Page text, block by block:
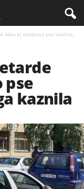
kako bi rastjerao pse lutalice,
pse
kaznila